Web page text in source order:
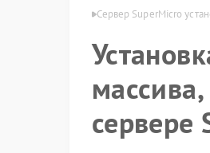
Сервер SuperMicro
сервере